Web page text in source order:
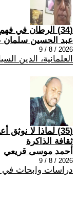
(34) الرطان في فهم القران.....7
عبد الحسين سلمان
2026 / 8 / 9
العلمانية، الدين
(35) لماذا لا
ثقافة الذاكرة
أحمد موسى قريعي
2026 / 8 / 9
دراسات وابحاث في